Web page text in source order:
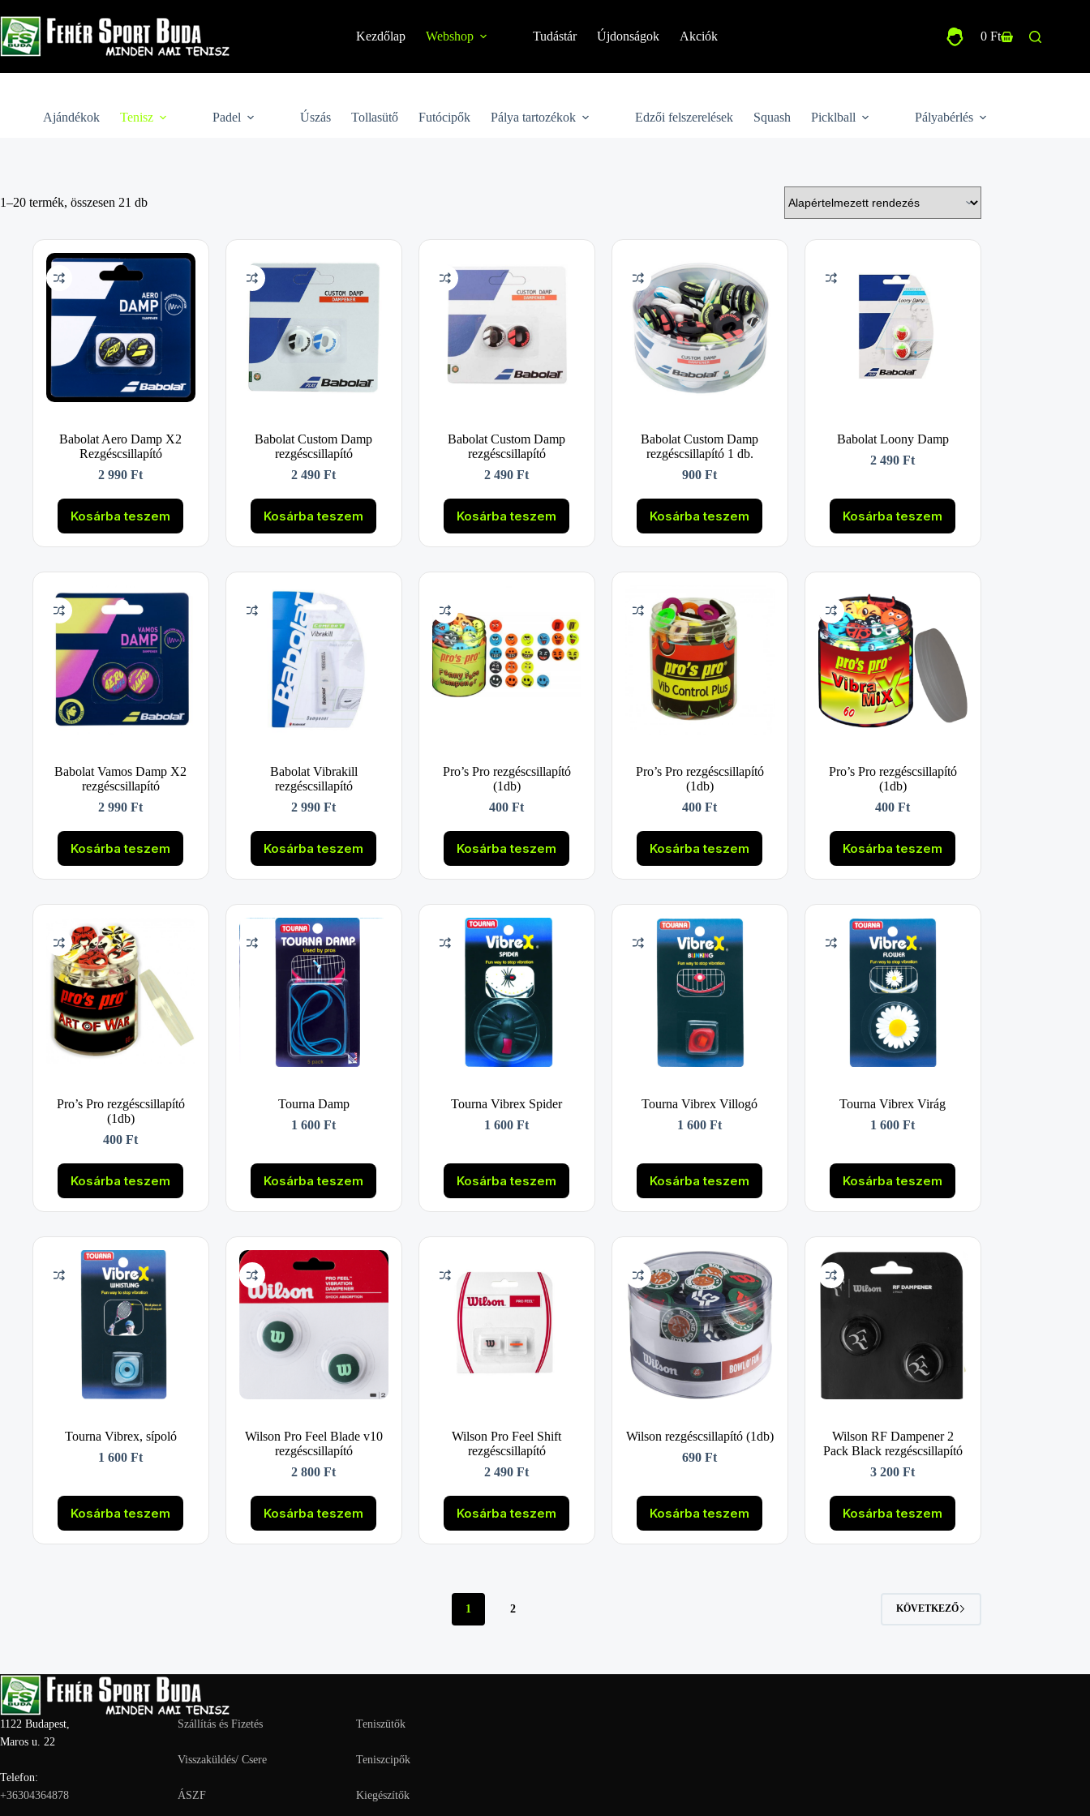
to
content
Kezdőlap Webshop Tudástár Újdonságok Akciók
Shopping
0 Ft
Ajándékok Tenisz Padel Úszás Tollasütő Futócipők Pálya tartozékok Edzői felszerelések Squash Picklball Pályabérlés
1–20 termék, összesen 21 db
Babolat Aero Damp X2
Rezgéscsillapító
2 990Ft
Kosárba teszem
Babolat Custom Damp
rezgéscsillapító
2 490Ft
Kosárba teszem
Babolat Custom Damp
rezgéscsillapító
2 490Ft
Kosárba teszem
Babolat Custom Damp
rezgéscsillapító 1 db.
900Ft
Kosárba teszem
Babolat Loony Damp
2 490Ft
Kosárba teszem
Babolat Vamos Damp X2
rezgéscsillapító
2 990Ft
Kosárba teszem
Babolat Vibrakill
rezgéscsillapító
2 990Ft
Kosárba teszem
Pro’s Pro rezgéscsillapító
(1db)
400Ft
Kosárba teszem
Pro’s Pro rezgéscsillapító
(1db)
400Ft
Kosárba teszem
Pro’s Pro rezgéscsillapító
(1db)
400Ft
Kosárba teszem
Pro’s Pro rezgéscsillapító
(1db)
400Ft
Kosárba teszem
Tourna Damp
1 600Ft
Kosárba teszem
Tourna Vibrex Spider
1 600Ft
Kosárba teszem
Tourna Vibrex Villogó
1 600Ft
Kosárba teszem
Tourna Vibrex Virág
1 600Ft
Kosárba teszem
Tourna Vibrex, sípoló
1 600Ft
Kosárba teszem
Wilson Pro Feel Blade v10
rezgéscsillapító
2 800Ft
Kosárba teszem
Wilson Pro Feel Shift
rezgéscsillapító
2 490Ft
Kosárba teszem
Wilson rezgéscsillapító (1db)
690Ft
Kosárba teszem
Wilson RF Dampener 2
Pack Black rezgéscsillapító
3 200Ft
Kosárba teszem
1 2 KÖVETKEZŐ
1122 Budapest,
Maros u. 22
Telefon:
+36304364878
Szállítás és Fizetés
Visszaküldés/ Csere
ÁSZF
Teniszütők
Teniszcipők
Kiegészítők